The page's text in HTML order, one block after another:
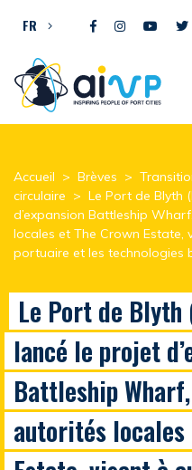
FR
Accueil > Brèves >
circulaire > Le Port de Blyth
d’expansion Battleship
locales et The Crown
portuaire et les technologies
Le Port de Blyth
lancé le projet
Battleship
autorités locales